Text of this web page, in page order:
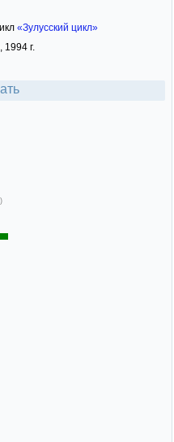
«Зулусский цикл»
, 1994 г.